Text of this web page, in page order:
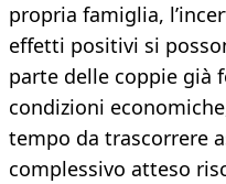
propria famiglia,
effetti positivi si
parte delle coppie già
condizioni
tempo da trascorrere
complessivo atteso